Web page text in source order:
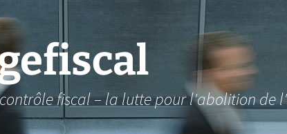
fiscal – la lutte pour l'abolition de